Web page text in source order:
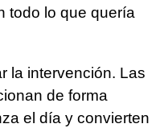
todo lo que quería
la intervención. Las
de forma
el día y convierten